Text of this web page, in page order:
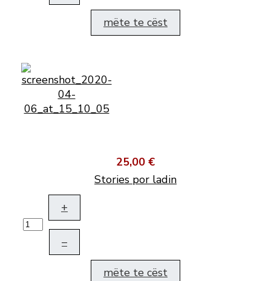
mëte te cëst
25,00 €
Stories por ladin
+
–
mëte te cëst